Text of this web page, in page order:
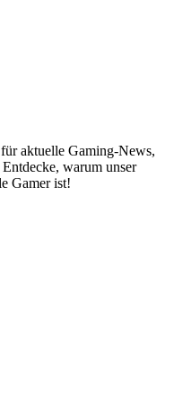
aktuelle Gaming-News,
warum unser
Gamer ist!